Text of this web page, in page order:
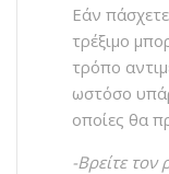
Εάν
τρέξιμο
τρόπο
ωστόσο
οποίες θα
-Βρείτε